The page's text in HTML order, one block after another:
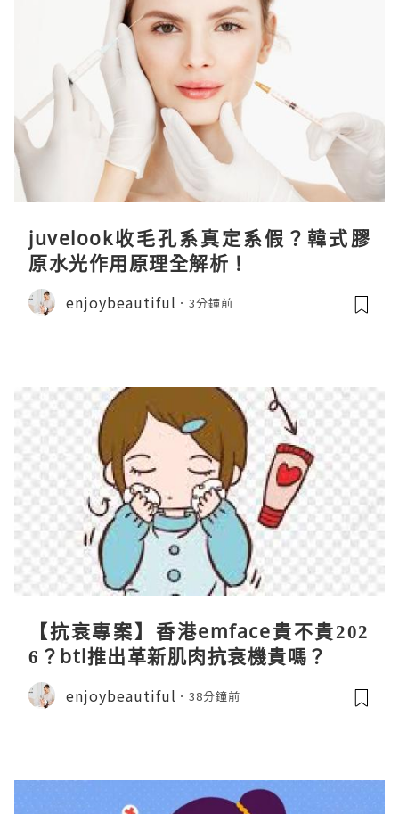
juvelook收毛孔系真定系假？韓式膠
原水光作用原理全解析！
enjoybeautiful 3分鐘前
【抗衰專案】香港emface貴不貴202
6？btl推出革新肌肉抗衰機貴嗎？
enjoybeautiful 38分鐘前